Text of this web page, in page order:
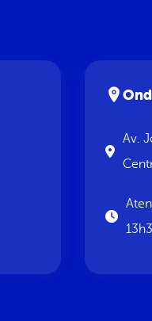
Av.